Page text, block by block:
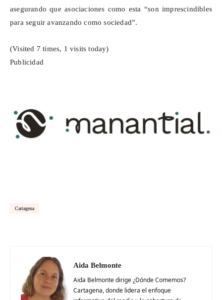
asegurando que asociaciones como esta “son imprescindibles
para seguir avanzando como sociedad”.
(Visited 7 times, 1 visits today)
Publicidad
Cartagena
Aida Belmonte
Aida Belmonte dirige ¿Dónde Comemos?
Cartagena, donde lidera el enfoque